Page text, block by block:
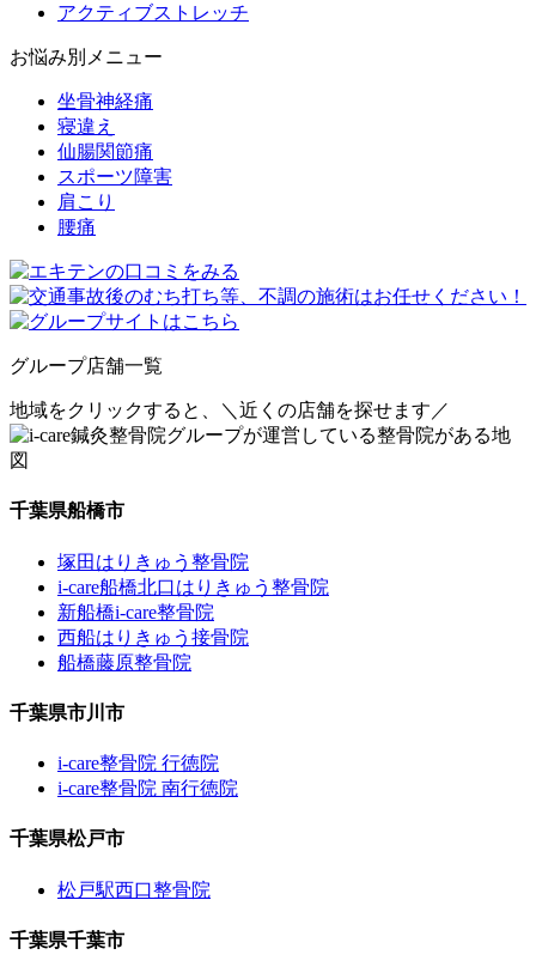
アクティブストレッチ
お悩み別メニュー
坐骨神経痛
寝違え
仙腸関節痛
スポーツ障害
肩こり
腰痛
グループ店舗一覧
地域をクリックすると、 ＼近くの店舗を探せます／
千葉県船橋市
塚田はりきゅう整骨院
i-care船橋北口はりきゅう整骨院
新船橋i-care整骨院
西船はりきゅう接骨院
船橋藤原整骨院
千葉県市川市
i-care整骨院 行徳院
i-care整骨院 南行徳院
千葉県松戸市
松戸駅西口整骨院
千葉県千葉市